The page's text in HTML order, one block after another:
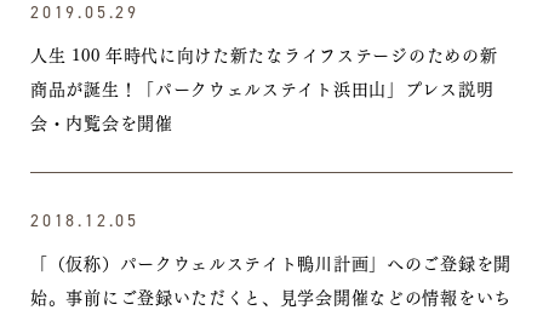
2019.05.29
人生 100 年時代に向けた新たなライフステージのための新
商品が誕生！「パークウェルステイト浜田山」プレス説明
会・内覧会を開催
2018.12.05
「（仮称）パークウェルステイト鴨川計画」へのご登録を開
始。事前にご登録いただくと、見学会開催などの情報をいち